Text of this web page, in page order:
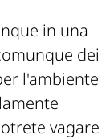
in una
dei
l'ambiente
vagare